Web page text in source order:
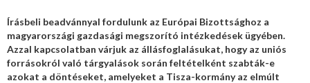
Írásbeli beadvánnyal fordulunk az Európai Bizottsághoz a
magyarországi gazdasági megszorító intézkedések ügyében.
Azzal kapcsolatban várjuk az állásfoglalásukat, hogy az uniós
forrásokról való tárgyalások során feltételként szabták-e
azokat a döntéseket, amelyeket a Tisza-kormány az elmúlt